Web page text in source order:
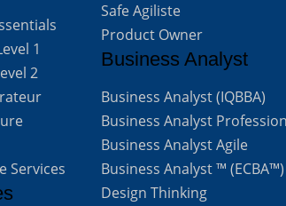
1
2
Services
Safe Agiliste
Product Owner
Business Analyst
Business Analyst (IQBBA)
Business Analyst
Business Analyst Agile
Business Analyst ™ (ECBA™)
Design Thinking